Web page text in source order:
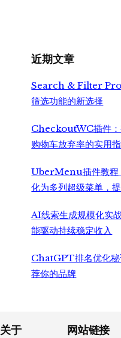
近期文章
Search & Filter Pro
筛选功能的新选择
CheckoutWC插件
购物车放弃率的实用
UberMenu插件教程
化为多列超级菜单，
AI线索生成规模化实
能驱动持续稳定收入
ChatGPT排名优化
荐你的品牌
Footer
关于 网站链接